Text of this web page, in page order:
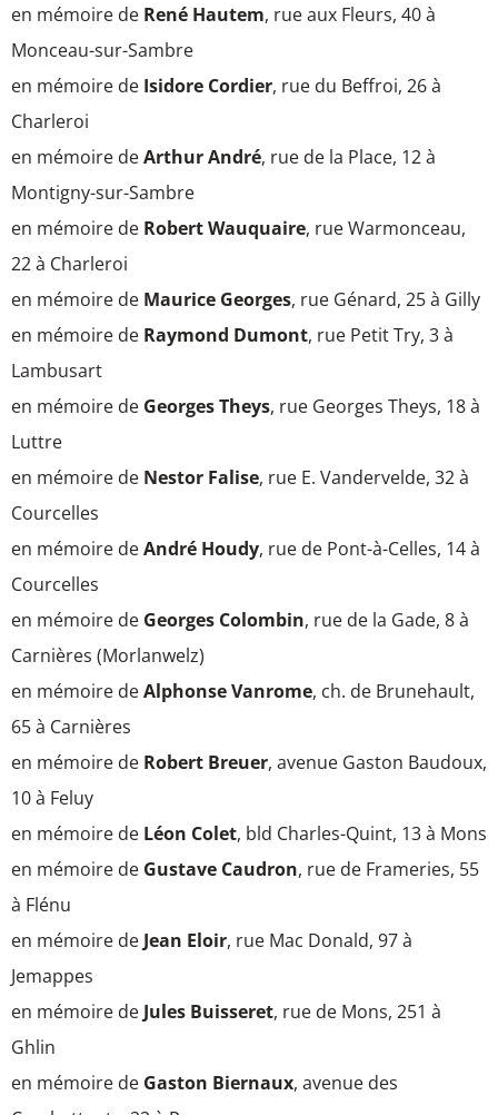
en mémoire de René Hautem, rue aux Fleurs, 40 à
Monceau-sur-Sambre
en mémoire de Isidore Cordier, rue du Beffroi, 26 à
Charleroi
en mémoire deArthur André, rue de la Place, 12 à
Montigny-sur-Sambre
en mémoire de Robert Wauquaire, rue Warmonceau,
22 à Charleroi
en mémoire de Maurice Georges, rue Génard, 25 à Gilly
en mémoire de Raymond Dumont, rue Petit Try, 3 à
Lambusart
en mémoire de Georges Theys, rue Georges Theys, 18 à
Luttre
en mémoire de Nestor Falise, rue E. Vandervelde, 32 à
Courcelles
en mémoire deAndré Houdy, rue de Pont-à-Celles, 14 à
Courcelles
en mémoire de Georges Colombin, rue de la Gade, 8 à
Carnières (Morlanwelz)
en mémoire deAlphonse Vanrome, ch. de Brunehault,
65 à Carnières
en mémoire de Robert Breuer, avenue Gaston Baudoux,
10 à Feluy
en mémoire de Léon Colet, bld Charles-Quint, 13 à Mons
en mémoire de Gustave Caudron, rue de Frameries, 55
à Flénu
en mémoire de Jean Eloir, rue Mac Donald, 97 à
Jemappes
en mémoire de Jules Buisseret, rue de Mons, 251 à
Ghlin
en mémoire de Gaston Biernaux, avenue des